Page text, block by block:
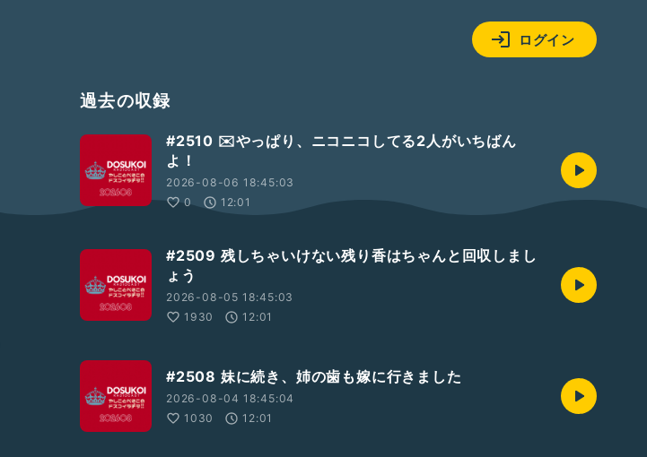
ログイン
過去の収録
#2510 ✉️やっぱり、ニコニコしてる2人がいちばん
よ！
2026-08-06 18:45:03
0
12:01
#2509 残しちゃいけない残り香はちゃんと回収しまし
ょう
2026-08-05 18:45:03
1930
12:01
#2508 妹に続き、姉の歯も嫁に行きました
2026-08-04 18:45:04
1030
12:01